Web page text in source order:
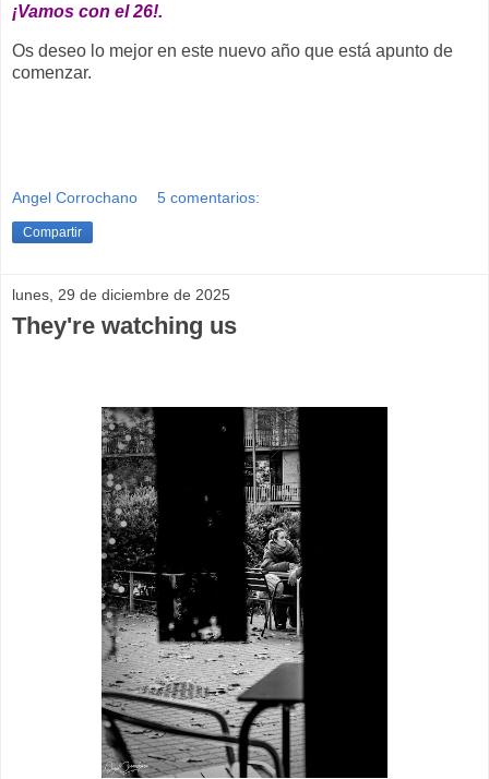
¡Vamos con el 26!.
Os deseo lo mejor en este nuevo año que está apunto de
comenzar.
Angel Corrochano 5 comentarios:
Compartir
lunes, 29 de diciembre de 2025
They're watching us